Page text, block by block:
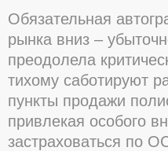
Обязательная
рынка вниз –
преодолела
тихому саботируют
пункты продажи
привлекая особого
застраховаться по